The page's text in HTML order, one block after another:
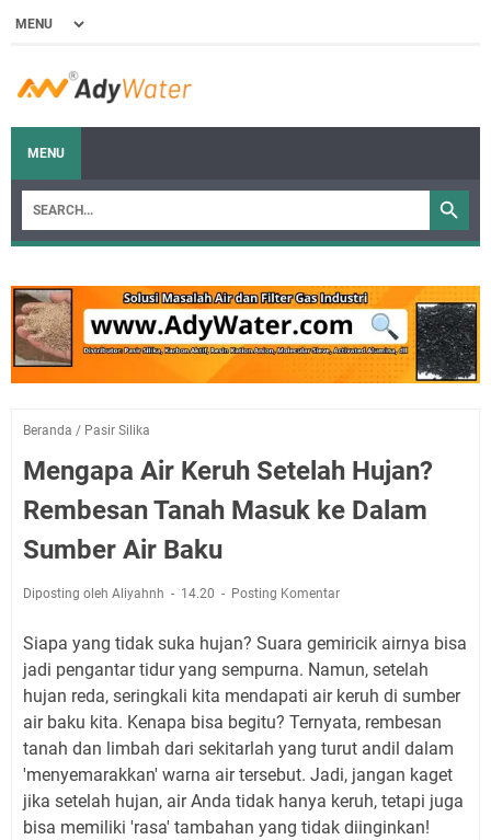
MENU
Beranda / Pasir Silika
Mengapa Air Keruh Setelah Hujan?
Rembesan Tanah Masuk ke Dalam
Sumber Air Baku
Diposting oleh Aliyahnh 14.20 Posting Komentar
Siapa yang tidak suka hujan? Suara gemiricik airnya bisa
jadi pengantar tidur yang sempurna. Namun, setelah
hujan reda, seringkali kita mendapati air keruh di sumber
air baku kita. Kenapa bisa begitu? Ternyata, rembesan
tanah dan limbah dari sekitarlah yang turut andil dalam
'menyemarakkan' warna air tersebut. Jadi, jangan kaget
jika setelah hujan, air Anda tidak hanya keruh, tetapi juga
bisa memiliki 'rasa' tambahan yang tidak diinginkan!